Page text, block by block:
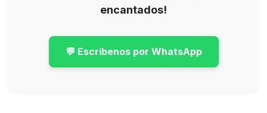
encantados!
💬 Escríbenos por WhatsApp